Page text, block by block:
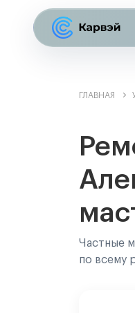
ГЛАВНАЯ
Частные
по всему